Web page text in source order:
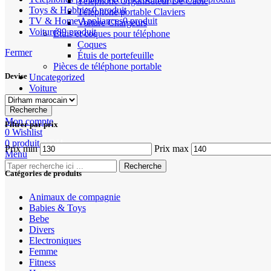
Téléphone portable Claviers
Voiture Chargeurs
Étuis et coques pour téléphone
Coques
Étuis de portefeuille
Pièces de téléphone portable
Uncategorized
Voiture
Recherche
Mon compte
0 Wishlist
0 produit 0DH
Menu
Recherche
Toys & Hobbies0 produit
TV & Home Appliances0 produit
Voiture89 produit
Fermer
Devise
Filtrer par prix
Prix min Prix max
Catégories de produits
Animaux de compagnie
Babies & Toys
Bebe
Divers
Electroniques
Femme
Fitness